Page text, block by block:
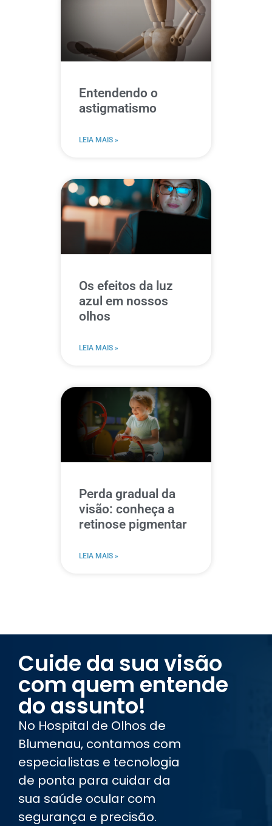
Entendendo o
astigmatismo
LEIA MAIS »
Os efeitos da luz
azul em nossos
olhos
LEIA MAIS »
Perda gradual da
visão: conheça a
retinose pigmentar
LEIA MAIS »
Cuide da sua visão
com quem entende
do assunto!
No Hospital de Olhos de
Blumenau, contamos com
especialistas e tecnologia
de ponta para cuidar da
sua saúde ocular com
segurança e precisão.